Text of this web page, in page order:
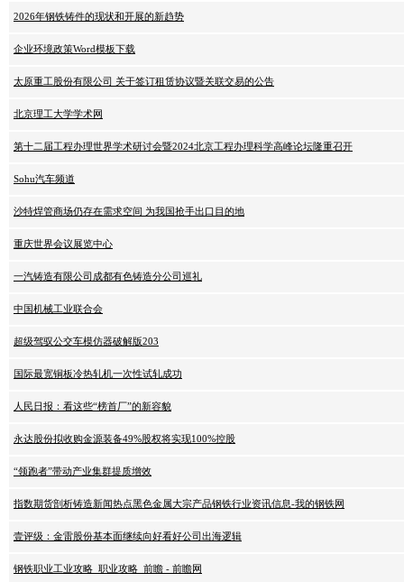
2026年钢铁铸件的现状和开展的新趋势
企业环境政策Word模板下载
太原重工股份有限公司 关于签订租赁协议暨关联交易的公告
北京理工大学学术网
第十二届工程办理世界学术研讨会暨2024北京工程办理科学高峰论坛隆重召开
Sohu汽车频道
沙特焊管商场仍存在需求空间 为我国抢手出口目的地
重庆世界会议展览中心
一汽铸造有限公司成都有色铸造分公司巡礼
中国机械工业联合会
超级驾驭公交车模仿器破解版203
国际最宽铜板冷热轧机一次性试轧成功
人民日报：看这些“榜首厂”的新容貌
永达股份拟收购金源装备49%股权将实现100%控股
“领跑者”带动产业集群提质增效
指数期货剖析铸造新闻热点黑色金属大宗产品钢铁行业资讯信息-我的钢铁网
壹评级：金雷股份基本面继续向好看好公司出海逻辑
钢铁职业工业攻略_职业攻略_前瞻 - 前瞻网